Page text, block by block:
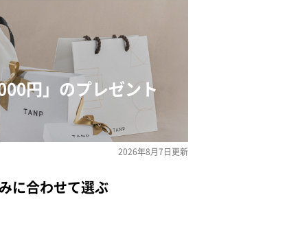
円」のプレゼント
2026年8月7日更新
に合わせて選ぶ